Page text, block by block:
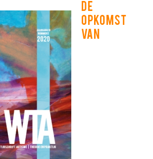
DE
OPKOMST
VAN